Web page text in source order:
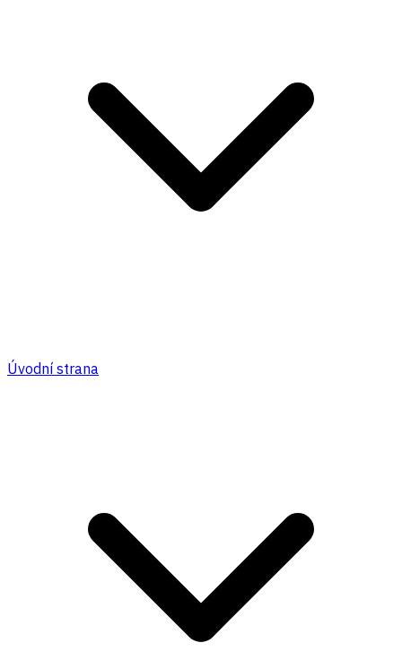
Úvodní strana